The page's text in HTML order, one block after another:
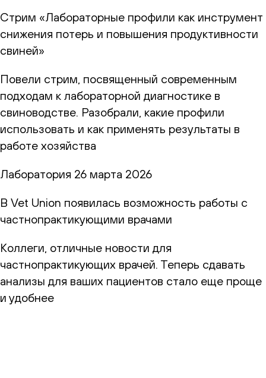
Стрим «Лабораторные профили как инструмент
снижения потерь и повышения продуктивности
свиней»
Повели стрим, посвященный современным
подходам к лабораторной диагностике в
свиноводстве. Разобрали, какие профили
использовать и как применять результаты в
работе хозяйства
Лаборатория 26 марта 2026
В Vet Union появилась возможность работы с
частнопрактикующими врачами
Коллеги, отличные новости для
частнопрактикующих врачей. Теперь сдавать
анализы для ваших пациентов стало еще проще
и удобнее